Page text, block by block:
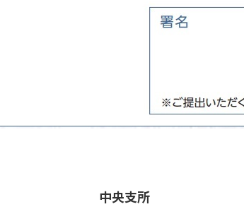
中央支所